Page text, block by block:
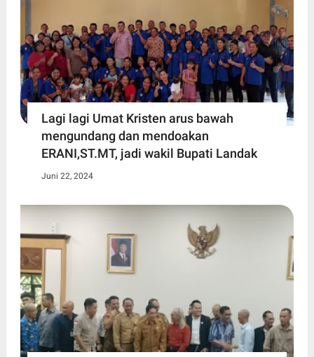
Lagi lagi Umat Kristen arus bawah
mengundang dan mendoakan
ERANI,ST.MT, jadi wakil Bupati Landak
Juni 22, 2024